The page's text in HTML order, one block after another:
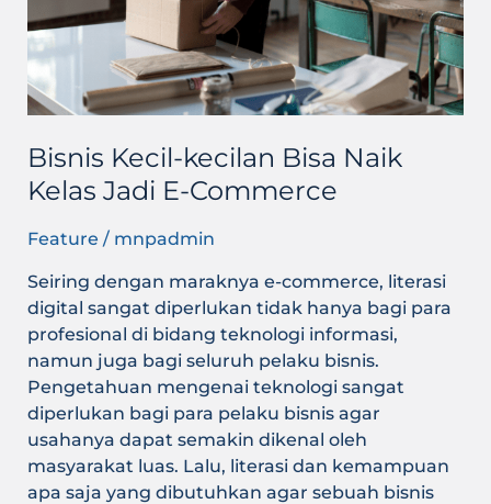
Bisnis Kecil-kecilan Bisa Naik
Kelas Jadi E-Commerce
Feature / mnpadmin
Seiring dengan maraknya e-commerce, literasi
digital sangat diperlukan tidak hanya bagi para
profesional di bidang teknologi informasi,
namun juga bagi seluruh pelaku bisnis.
Pengetahuan mengenai teknologi sangat
diperlukan bagi para pelaku bisnis agar
usahanya dapat semakin dikenal oleh
masyarakat luas. Lalu, literasi dan kemampuan
apa saja yang dibutuhkan agar sebuah bisnis
Kelas
Jadi
E-
Commerce